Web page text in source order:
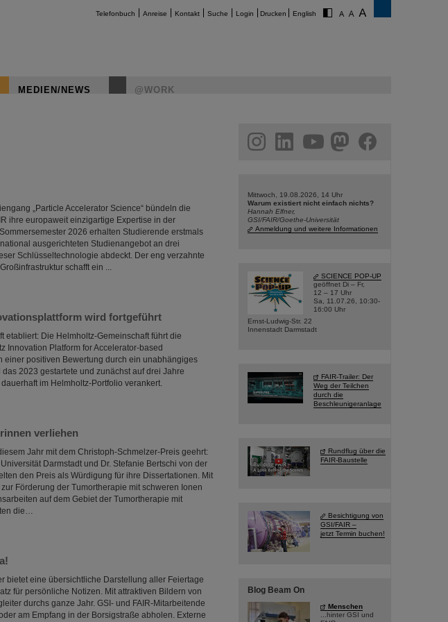
Telefonbuch Anreise Kontakt Suche Login Drucken English
MEDIEN/NEWS @WORK
„Particle Accelerator Science“ bündeln die
ihre europaweit einzigartige Expertise in der
2026 erhalten Studierende erstmals
ausgerichteten Studienangebot an drei
Schlüsseltechnologie abdeckt. Der eng verzahnte
schafft ein ...
wird fortgeführt
etabliert: Die Helmholtz-Gemeinschaft führt die
Innovation Platform for Accelerator-based
einer positiven Bewertung durch ein unabhängiges
2023 gestartete und zunächst auf drei Jahre
im Helmholtz-Portfolio verankert.
verliehen
Jahr mit dem Christoph-Schmelzer-Preis geehrt:
Darmstadt und Dr. Stefanie Bertschi von der
den Preis als Würdigung für ihre Dissertationen. Mit
Förderung der Tumortherapie mit schweren Ionen
auf dem Gebiet der Tumortherapie mit
die…
bietet eine übersichtliche Darstellung aller Feiertage
für persönliche Notizen. Mit attraktiven Bildern von
durchs ganze Jahr. GSI- und FAIR-Mitarbeitende
am Empfang in der Borsigstraße abholen. Externe
facebook
Mittwoch, 19.08.2026, 14 Uhr
Warum existiert nicht einfach nichts?
Hannah Elfner,
GSI/FAIR/Goethe-Universität
Anmeldung und weitere Informationen
SCIENCE POP-UP
geöffnet Di – Fr,
12 – 17 Uhr
Sa, 11.07.26, 10:30-
16:00 Uhr
Ernst-Ludwig-Str. 22
Innenstadt Darmstadt
FAIR-Trailer: Der
Weg der Teilchen
durch die
Beschleunigeranlage
Rundflug über die
FAIR-Baustelle
Besichtigung von
GSI/FAIR –
jetzt Termin buchen!
Blog Beam On
Menschen
...hinter GSI und